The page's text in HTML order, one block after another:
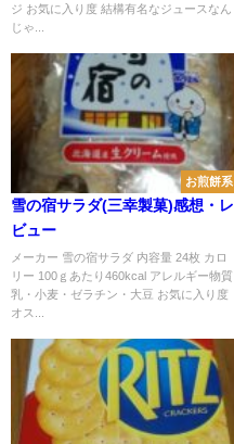
ジ お気に入り度 結構有名なジュースなん
じゃ...
お煎餅系
雪の宿サラダ(三幸製菓)感想・レ
ビュー
メーカー 雪の宿サラダ 内容量 24枚 カロ
リー 100ｇあたり460kcal アレルギー物質
乳・小麦・ゼラチン・大豆 お気に入り度
オス...